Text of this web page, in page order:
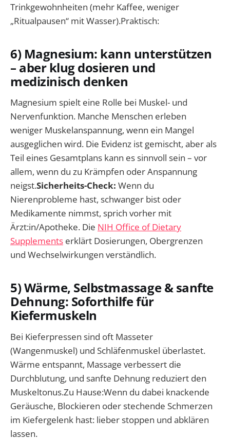
Trinkgewohnheiten (mehr Kaffee, weniger
„Ritualpausen“ mit Wasser).Praktisch:
6) Magnesium: kann unterstützen
– aber klug dosieren und
medizinisch denken
Magnesium spielt eine Rolle bei Muskel- und
Nervenfunktion. Manche Menschen erleben
weniger Muskelanspannung, wenn ein Mangel
ausgeglichen wird. Die Evidenz ist gemischt, aber als
Teil eines Gesamtplans kann es sinnvoll sein – vor
allem, wenn du zu Krämpfen oder Anspannung
neigst.Sicherheits-Check: Wenn du
Nierenprobleme hast, schwanger bist oder
Medikamente nimmst, sprich vorher mit
Ärzt:in/Apotheke. Die NIH Office of Dietary
Supplements erklärt Dosierungen, Obergrenzen
und Wechselwirkungen verständlich.
5) Wärme, Selbstmassage & sanfte
Dehnung: Soforthilfe für
Kiefermuskeln
Bei Kieferpressen sind oft Masseter
(Wangenmuskel) und Schläfenmuskel überlastet.
Wärme entspannt, Massage verbessert die
Durchblutung, und sanfte Dehnung reduziert den
Muskeltonus.Zu Hause:Wenn du dabei knackende
Geräusche, Blockieren oder stechende Schmerzen
im Kiefergelenk hast: lieber stoppen und abklären
lassen.